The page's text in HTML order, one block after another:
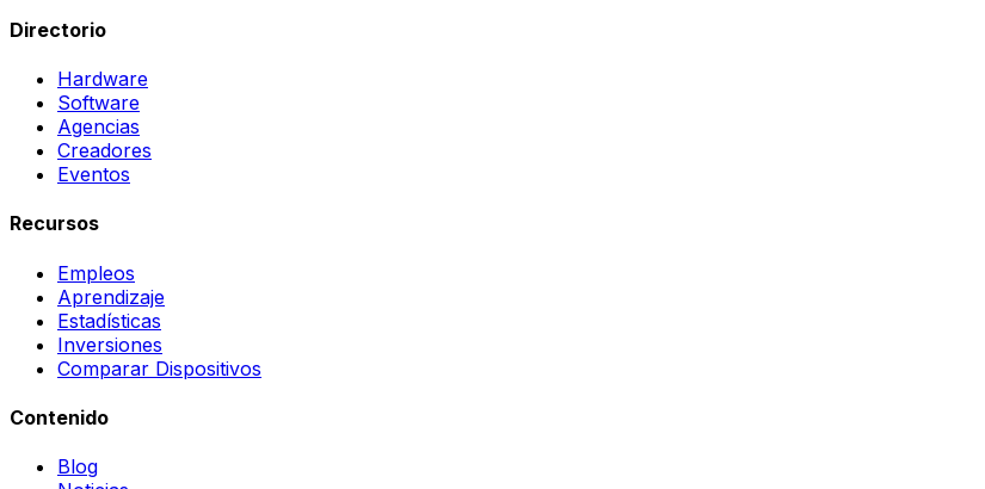
Directorio
Hardware
Software
Agencias
Creadores
Eventos
Recursos
Empleos
Aprendizaje
Estadísticas
Inversiones
Comparar Dispositivos
Contenido
Blog